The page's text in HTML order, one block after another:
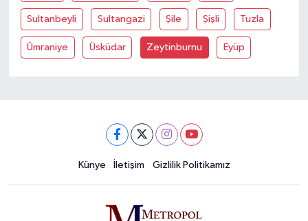
Sultanbeyli Sultangazi Şile Şişli Tuzla
Ümraniye Üsküdar Zeytinburnu Eyüp
Künye İletişim Gizlilik Politikamız